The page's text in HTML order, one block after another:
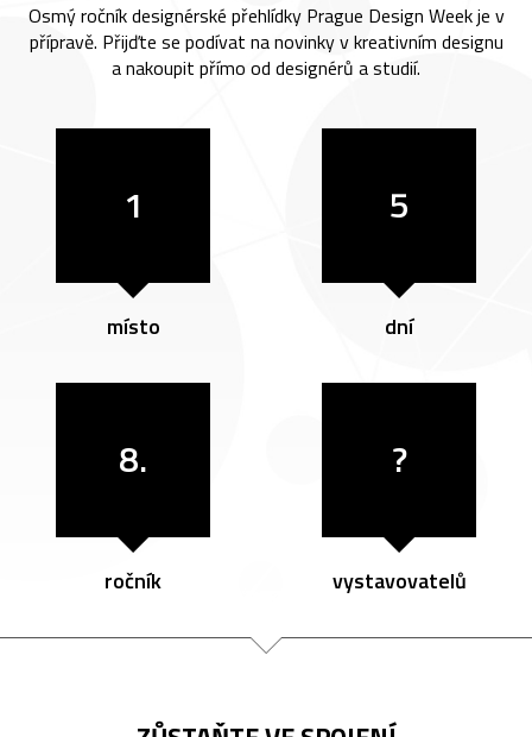
Osmý ročník designérské přehlídky Prague Design Week je v
přípravě. Přijďte se podívat na novinky v kreativním designu
a nakoupit přímo od designérů a studií.
1
místo
5
dní
8.
ročník
?
vystavovatelů